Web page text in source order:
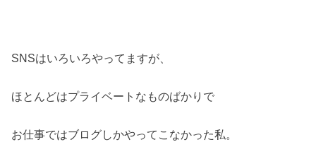
SNSはいろいろやってますが、
ほとんどはプライベートなものばかりで
お仕事ではブログしかやってこなかった私。